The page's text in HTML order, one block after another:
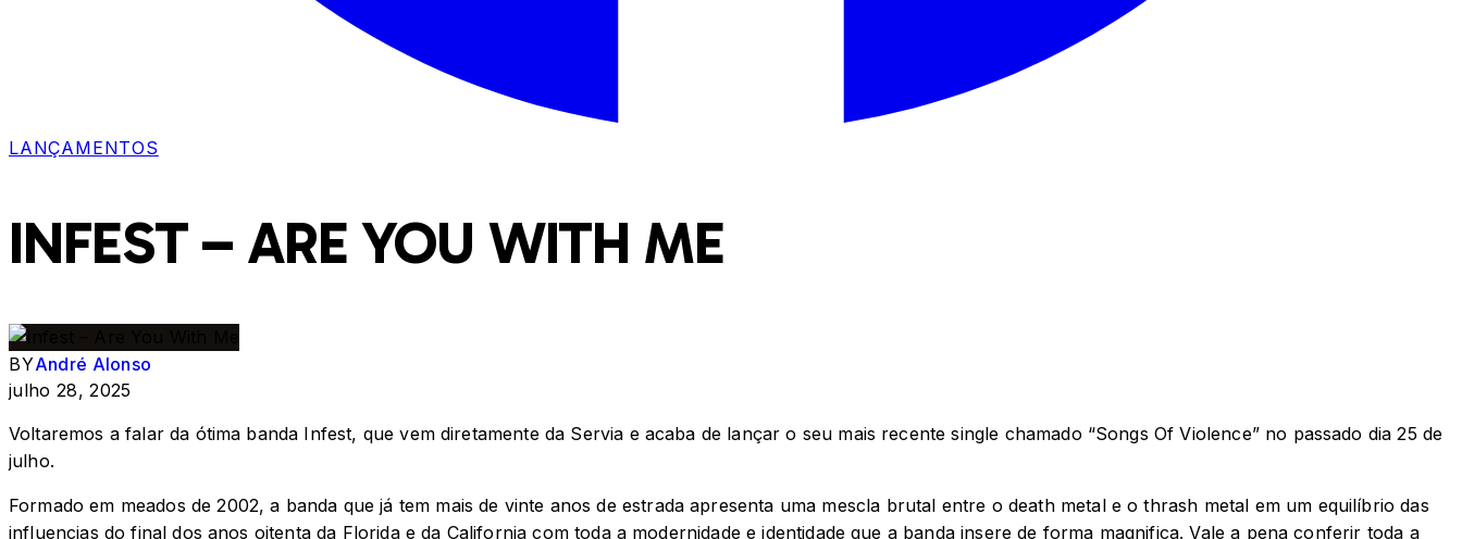
LANÇAMENTOS
INFEST – ARE YOU WITH ME
BYAndré Alonso
julho 28, 2025
Voltaremos a falar da ótima banda Infest, que vem diretamente da Servia e acaba de lançar o seu mais recente single chamado “Songs Of Violence” no passado dia 25 de
julho.
Formado em meados de 2002, a banda que já tem mais de vinte anos de estrada apresenta uma mescla brutal entre o death metal e o thrash metal em um equilíbrio das
influencias do final dos anos oitenta da Florida e da California com toda a modernidade e identidade que a banda insere de forma magnifica. Vale a pena conferir toda a